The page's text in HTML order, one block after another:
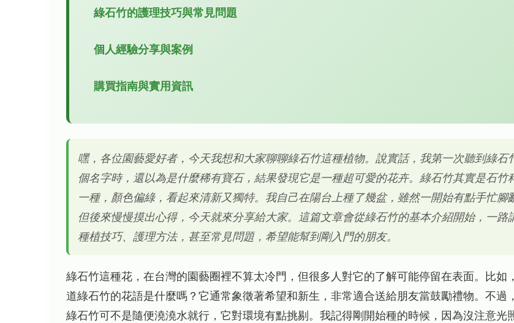
綠石竹的護理技巧與常見問題
個人經驗分享與案例
購買指南與實用資訊
嘿，各位園藝愛好者，今天我想和大家聊聊綠石竹這種植物。說實話，我第一次聽到綠石
個名字時，還以為是什麼稀有寶石，結果發現它是一種超可愛的花卉。綠石竹其實是石竹
一種，顏色偏綠，看起來清新又獨特。我自己在陽台上種了幾盆，雖然一開始有點手忙腳
但後來慢慢摸出心得，今天就來分享給大家。這篇文章會從綠石竹的基本介紹開始，一路
種植技巧、護理方法，甚至常見問題，希望能幫到剛入門的朋友。
綠石竹這種花，在台灣的園藝圈裡不算太冷門，但很多人對它的了解可能停留在表面。比如
道綠石竹的花語是什麼嗎？它通常象徵著希望和新生，非常適合送給朋友當鼓勵禮物。不過
綠石竹可不是隨便澆澆水就行，它對環境有點挑剔。我記得剛開始種的時候，因為沒注意光